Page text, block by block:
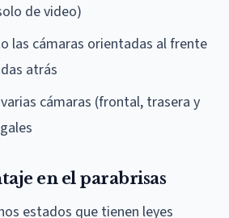
de video)
las cámaras orientadas al frente
atrás
cámaras (frontal, trasera y
en el parabrisas
estados que tienen leyes